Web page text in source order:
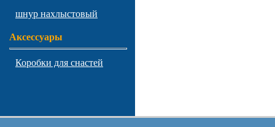
шнур нахлыстовый
Аксессуары
Коробки для снастей